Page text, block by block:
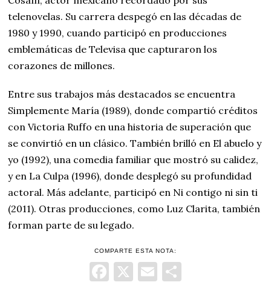
telenovelas. Su carrera despegó en las décadas de
1980 y 1990, cuando participó en producciones
emblemáticas de Televisa que capturaron los
corazones de millones.
Entre sus trabajos más destacados se encuentra
Simplemente María (1989), donde compartió créditos
con Victoria Ruffo en una historia de superación que
se convirtió en un clásico. También brilló en El abuelo y
yo (1992), una comedia familiar que mostró su calidez,
y en La Culpa (1996), donde desplegó su profundidad
actoral. Más adelante, participó en Ni contigo ni sin ti
(2011). Otras producciones, como Luz Clarita, también
forman parte de su legado.
COMPARTE ESTA NOTA:
Facebook
X Email